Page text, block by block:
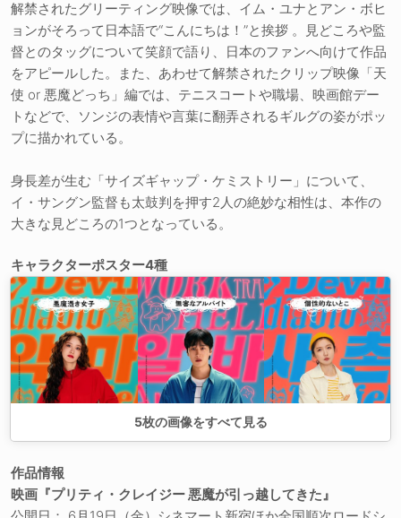
解禁されたグリーティング映像では、イム・ユナとアン・ボヒ
ョンがそろって日本語で“こんにちは！”と挨拶 。見どころや監
督とのタッグについて笑顔で語り、日本のファンへ向けて作品
をアピールした。また、あわせて解禁されたクリップ映像「天
使 or 悪魔どっち」編では、テニスコートや職場、映画館デー
トなどで、ソンジの表情や言葉に翻弄されるギルグの姿がポッ
プに描かれている。
身長差が生む「サイズギャップ・ケミストリー」について、
イ・サングン監督も太鼓判を押す2人の絶妙な相性は、本作の
大きな見どころの1つとなっている。
キャラクターポスター4種
5枚の画像をすべて見る
作品情報
映画『プリティ・クレイジー 悪魔が引っ越してきた』